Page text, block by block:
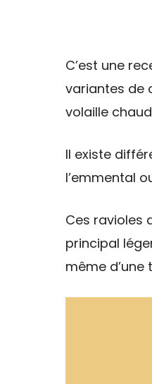
C’est une
variantes de
volaille
Il existe
l’emmental
Ces ravioles
principal
même